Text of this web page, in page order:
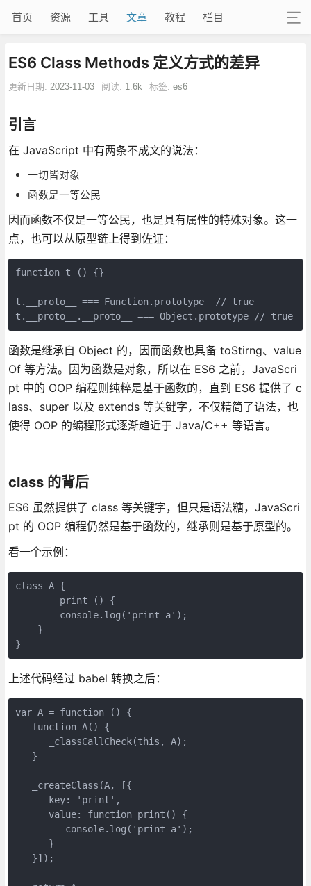
首页 资源 工具 文章 教程 栏目
ES6 Class Methods 定义方式的差异
更新日期: 2023-11-03 阅读: 1.6k 标签: es6
引言
在 JavaScript 中有两条不成文的说法：
一切皆对象
函数是一等公民
因而函数不仅是一等公民，也是具有属性的特殊对象。这一
点，也可以从原型链上得到佐证：
function t () {}
t.__proto__ === Function.prototype  // true
t.__proto__.__proto__ === Object.prototype // true
函数是继承自 Object 的，因而函数也具备 toStirng、value
Of 等方法。因为函数是对象，所以在 ES6 之前，JavaScri
pt 中的 OOP 编程则纯粹是基于函数的，直到 ES6 提供了 c
lass、super 以及 extends 等关键字，不仅精简了语法，也
使得 OOP 的编程形式逐渐趋近于 Java/C++ 等语言。
class 的背后
ES6 虽然提供了 class 等关键字，但只是语法糖，JavaScri
pt 的 OOP 编程仍然是基于函数的，继承则是基于原型的。
看一个示例：
class A {
    }
}
上述代码经过 babel 转换之后：
var A = function () {
   function A() {
      _classCallCheck(this, A);
   }
   _createClass(A, [{
      key: 'print',
      value: function print() {
         console.log('print a');
      }
   }]);